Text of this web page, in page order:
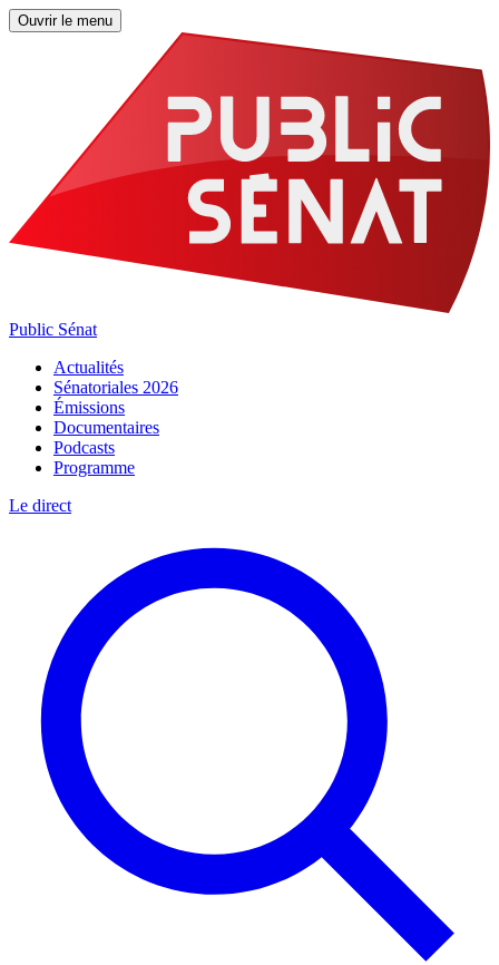
Ouvrir le menu
Public Sénat
Actualités
Sénatoriales 2026
Émissions
Documentaires
Podcasts
Programme
Le direct